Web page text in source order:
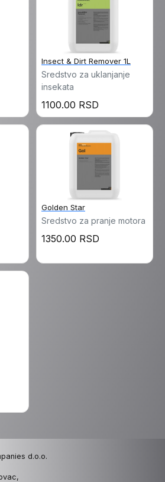
Insect & Dirt Remover 1L
Sredstvo za uklanjanje
insekata
1100.00 RSD
Golden Star
Sredstvo za pranje motora
1350.00 RSD
d.o.o.